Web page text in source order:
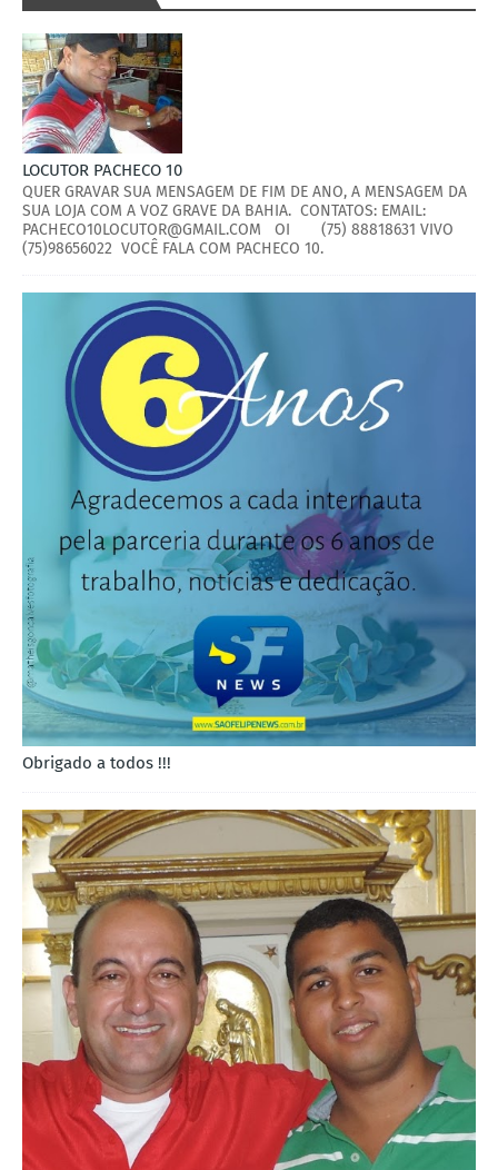
LOCUTOR PACHECO 10
QUER GRAVAR SUA MENSAGEM DE FIM DE ANO, A MENSAGEM DA
SUA LOJA COM A VOZ GRAVE DA BAHIA. CONTATOS: EMAIL:
PACHECO10LOCUTOR@GMAIL.COM OI (75) 88818631 VIVO
(75)98656022 VOCÊ FALA COM PACHECO 10.
Obrigado a todos !!!